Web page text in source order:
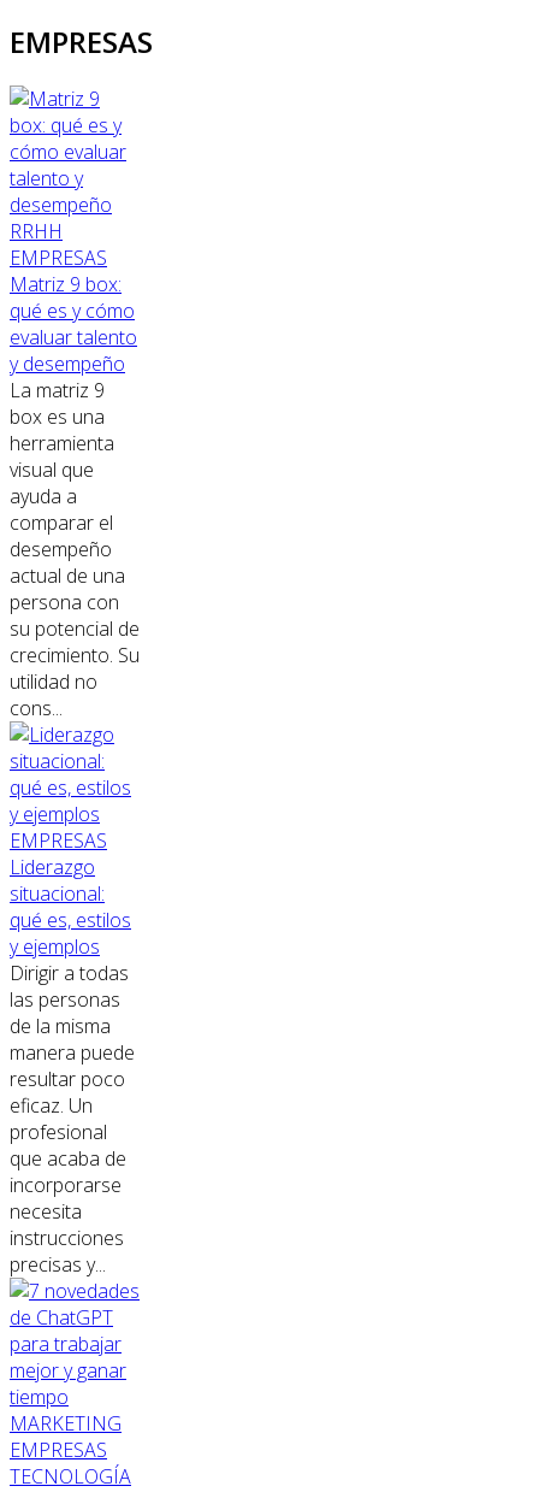
EMPRESAS
RRHH
EMPRESAS
Matriz 9 box:
qué es y cómo
evaluar talento
y desempeño
La matriz 9
box es una
herramienta
visual que
ayuda a
comparar el
desempeño
actual de una
persona con
su potencial de
crecimiento. Su
utilidad no
cons...
EMPRESAS
Liderazgo
situacional:
qué es, estilos
y ejemplos
Dirigir a todas
las personas
de la misma
manera puede
resultar poco
eficaz. Un
profesional
que acaba de
incorporarse
necesita
instrucciones
precisas y...
MARKETING
EMPRESAS
TECNOLOGÍA